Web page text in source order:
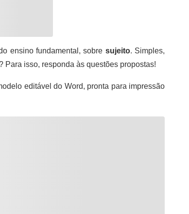
ensino fundamental, sobre sujeito. Simples,
Para isso, responda às questões propostas!
editável do Word, pronta para impressão